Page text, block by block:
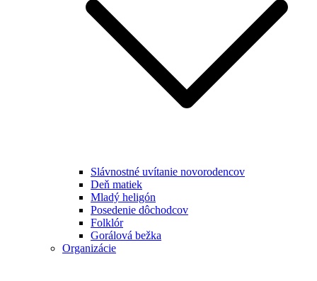
Slávnostné uvítanie novorodencov
Deň matiek
Mladý heligón
Posedenie dôchodcov
Folklór
Gorálová bežka
Organizácie